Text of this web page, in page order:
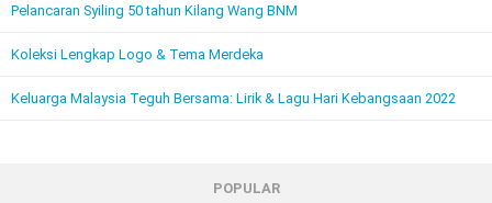
Pelancaran Syiling 50 tahun Kilang Wang BNM
Koleksi Lengkap Logo & Tema Merdeka
Keluarga Malaysia Teguh Bersama: Lirik & Lagu Hari Kebangsaan 2022
POPULAR